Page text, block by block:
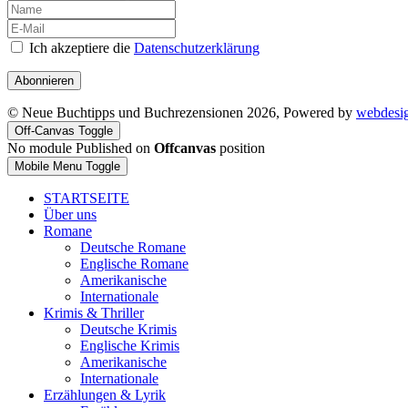
Ich akzeptiere die Datenschutzerklärung
Abonnieren
© Neue Buchtipps und Buchrezensionen 2026, Powered by
Off-Canvas Toggle
No module Published on Offcanvas position
Mobile Menu Toggle
STARTSEITE
Über uns
Romane
Deutsche Romane
Englische Romane
Amerikanische
Internationale
Krimis & Thriller
Deutsche Krimis
Englische Krimis
Amerikanische
Internationale
Erzählungen & Lyrik